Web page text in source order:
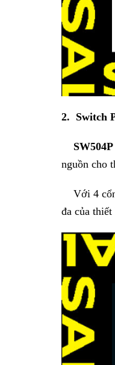
2. Switch
SW504P
nguồn cho
Với 4
đa của